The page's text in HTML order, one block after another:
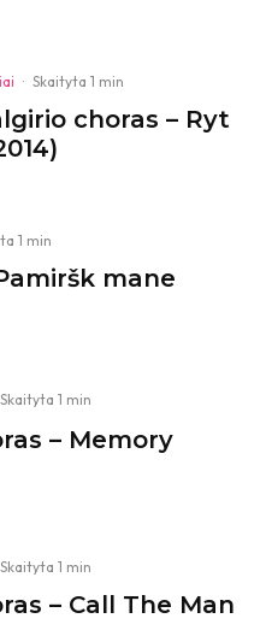
· Skaityta 1 min
choras – Ryt
1 min
mane
Skaityta 1 min
– Memory
Skaityta 1 min
– Call The Man